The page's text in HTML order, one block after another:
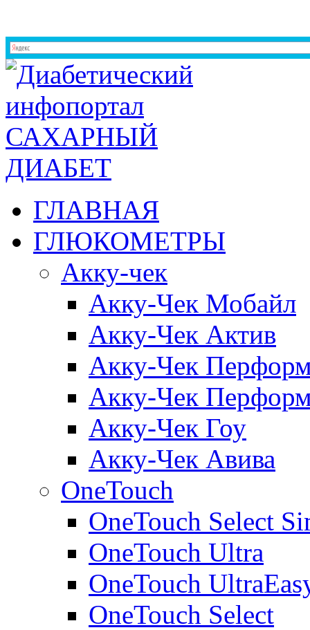
ГЛАВНАЯ
ГЛЮКОМЕТРЫ
Акку-чек
Акку-Чек Мобайл
Акку-Чек Актив
Акку-Чек
Акку-Чек
Акку-Чек Гоу
Акку-Чек Авива
OneTouch
OneTouch Select
OneTouch Ultra
OneTouch
OneTouch Select